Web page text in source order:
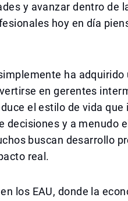
y avanzar dentro de
hoy en día
ha adquirido
en gerentes
el estilo de vida que
y a menudo el
buscan desarrollo
real.
los EAU, donde la